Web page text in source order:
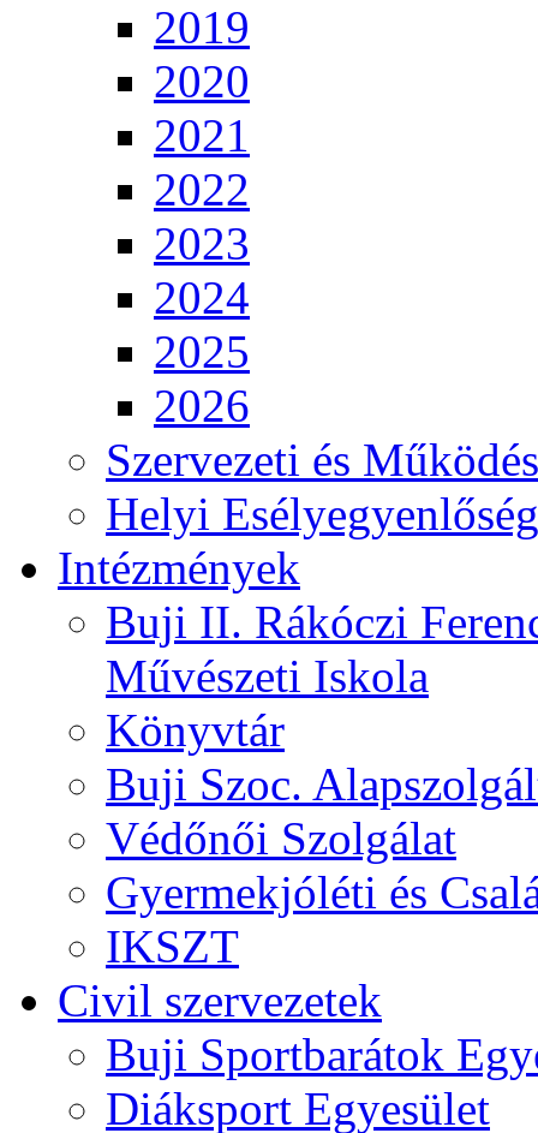
2019
2020
2021
2022
2023
2024
2025
2026
Szervezeti és
Helyi
Intézmények
Buji II. Rákóczi
Művészeti Iskola
Könyvtár
Buji Szoc.
Védőnői Szolgálat
Gyermekjóléti és
IKSZT
Civil szervezetek
Buji Sportbarátok
Diáksport Egyesület